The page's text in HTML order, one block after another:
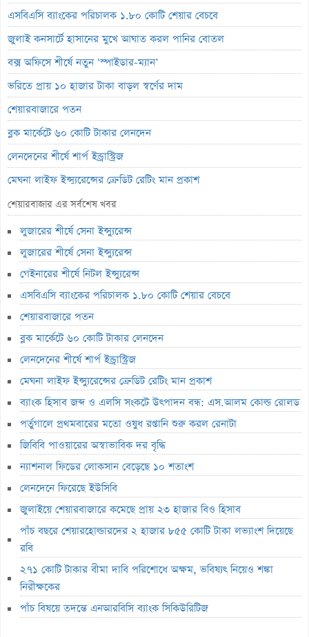
এসবিএসি ব্যাংকের পরিচালক ১.৮০ কোটি শেয়ার বেচবে
জুলাই কনসার্টে হাসানের মুখে আঘাত করল পানির বোতল
বক্স অফিসে শীর্ষে নতুন ‘স্পাইডার-ম্যান’
ভরিতে প্রায় ১০ হাজার টাকা বাড়ল স্বর্ণের দাম
শেয়ারবাজারে পতন
ব্লক মার্কেটে ৬০ কোটি টাকার লেনদেন
লেনদেনের শীর্ষে শার্প ইন্ড্রাস্ট্রিজ
মেঘনা লাইফ ইন্স্যুরেন্সের ক্রেডিট রেটিং মান প্রকাশ
ব্যাংক হিসাব জব্দ ও এলসি সংকটে উৎপাদন বন্ধ: এস.আলম কোল্ড রোলড
পর্তুগালে প্রথমবারের মতো ওষুধ রপ্তানি শুরু করল রেনাটা
জিবিবি পাওয়ারের অস্বাভাবিক দর বৃদ্ধি
ন্যাশনাল ফিডের লোকসান বেড়েছে ১০ শতাংশ
লেনদেনে ফিরেছে ইউসিবি
জুলাইয়ে শেয়ারবাজারে কমেছে প্রায় ২৩ হাজার বিও হিসাব
মাধুরীর কোটি টাকার সম্পত্তি বিক্রি
পাঁচ বছরে শেয়ারহোল্ডারদের ২ হাজার ৮৫৫ কোটি টাকা লভ্যাংশ দিয়েছে রবি
২৭১ কোটি টাকার বীমা দাবি পরিশোধে অক্ষম, ভবিষ্যৎ নিয়েও শঙ্কা
নিরীক্ষকের
পাঁচ বিষয়ে তদন্তে এনআরবিসি ব্যাংক সিকিউরিটিজ
লাইফ ফান্ড থেকে ২,৩৬৭ কোটি টাকা লোপাট, দেউলিয়ার দ্বারপ্রান্তে ফারইস্ট
ইসলামী লাইফ
ভেঞ্চার ক্যাপিটাল ফান্ডে একাধিক অনিয়ম, এক্স অ্যাঞ্জেলের কাছে বিএসইসির
ব্যাখ্যা তলব
বুধবার শেয়ারবাজার বন্ধ
১৪ কার্যদিবসে সোনারগাঁও টেক্সটাইলের শেয়ারদর ৩২% বৃদ্ধি
‘রাজনৈতিক ক্ষমতা দেখিয়ে আমার কাজ কেড়ে নিয়েছিল বান্ধবী’
মূল্যসূচক বাড়লেও লেনদেনে পতন
শেয়ারবাজার এর সর্বশেষ খবর
লুজারের শীর্ষে সেনা ইন্স্যুরেন্স
লুজারের শীর্ষে সেনা ইন্স্যুরেন্স
গেইনারের শীর্ষে নিটল ইন্স্যুরেন্স
এসবিএসি ব্যাংকের পরিচালক ১.৮০ কোটি শেয়ার বেচবে
শেয়ারবাজারে পতন
ব্লক মার্কেটে ৬০ কোটি টাকার লেনদেন
লেনদেনের শীর্ষে শার্প ইন্ড্রাস্ট্রিজ
মেঘনা লাইফ ইন্স্যুরেন্সের ক্রেডিট রেটিং মান প্রকাশ
ব্যাংক হিসাব জব্দ ও এলসি সংকটে উৎপাদন বন্ধ: এস.আলম কোল্ড রোলড
পর্তুগালে প্রথমবারের মতো ওষুধ রপ্তানি শুরু করল রেনাটা
জিবিবি পাওয়ারের অস্বাভাবিক দর বৃদ্ধি
ন্যাশনাল ফিডের লোকসান বেড়েছে ১০ শতাংশ
লেনদেনে ফিরেছে ইউসিবি
জুলাইয়ে শেয়ারবাজারে কমেছে প্রায় ২৩ হাজার বিও হিসাব
পাঁচ বছরে শেয়ারহোল্ডারদের ২ হাজার ৮৫৫ কোটি টাকা লভ্যাংশ দিয়েছে
রবি
২৭১ কোটি টাকার বীমা দাবি পরিশোধে অক্ষম, ভবিষ্যৎ নিয়েও শঙ্কা
নিরীক্ষকের
পাঁচ বিষয়ে তদন্তে এনআরবিসি ব্যাংক সিকিউরিটিজ